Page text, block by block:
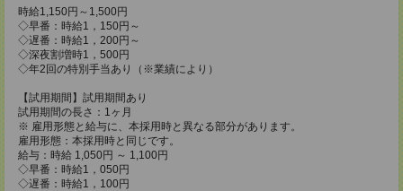
時給1,150円～1,500円
◇早番：時給1，150円～
◇遅番：時給1，200円～
◇深夜割増時1，500円
◇年2回の特別手当あり（※業績により）
【試用期間】試用期間あり
試用期間の長さ：1ヶ月
※ 雇用形態と給与に、本採用時と異なる部分があります。
雇用形態：本採用時と同じです。
給与：時給 1,050円 ～ 1,100円
◇早番：時給1，050円
◇遅番：時給1，100円